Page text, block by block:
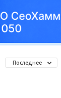
Последнее